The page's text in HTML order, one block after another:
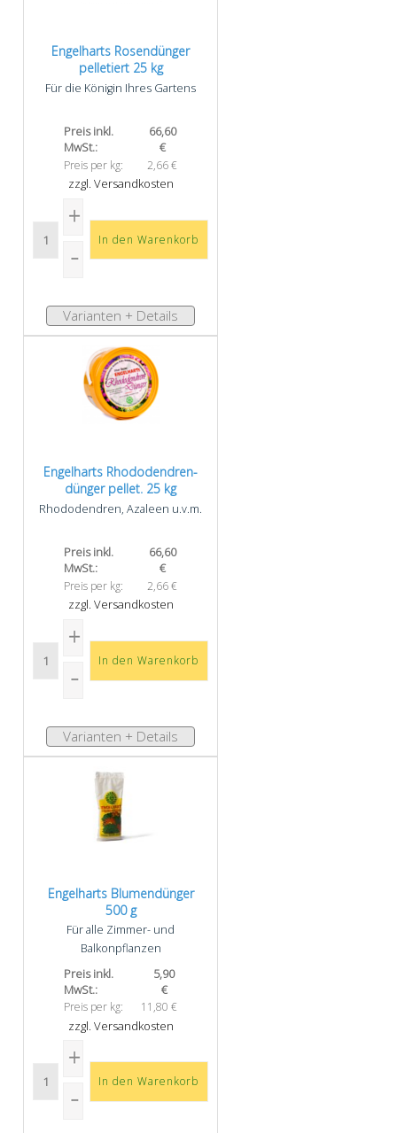
Engelharts Rosendünger
pelletiert 25 kg
Für die Königin Ihres Gartens
Preis inkl.
MwSt.:
66,60
€
Preis per kg: 2,66 €
zzgl. Versandkosten
Varianten + Details
Engelharts Rhododendren­
dünger pellet. 25 kg
Rhododendren, Azaleen u.v.m.
Preis inkl.
MwSt.:
66,60
€
Preis per kg: 2,66 €
zzgl. Versandkosten
Varianten + Details
Engelharts Blumendünger
500 g
Für alle Zimmer- und
Balkonpflanzen
Preis inkl.
MwSt.:
5,90
€
Preis per kg: 11,80 €
zzgl. Versandkosten